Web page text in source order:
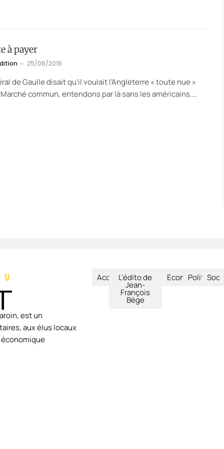
à payer
25/06/2016
de Gaulle disait qu’il voulait l’Angleterre « toute nue »
commun, entendons par là sans les américains.…
est un
aux élus locaux
économique
AccueilL'édito de
Jean-
François
Bège
EconomiePolitique